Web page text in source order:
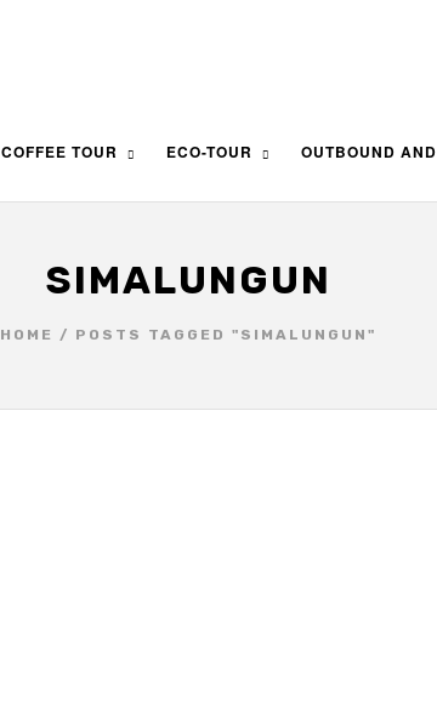
COFFEE TOUR ECO-TOUR OUTBOUND
SIMALUNGUN
HOME / POSTS TAGGED "SIMALUNGUN"